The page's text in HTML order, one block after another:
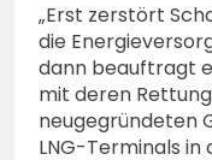
„Erst zerstört
die
dann beauftragt
mit deren
neugegründeten
LNG-Terminals